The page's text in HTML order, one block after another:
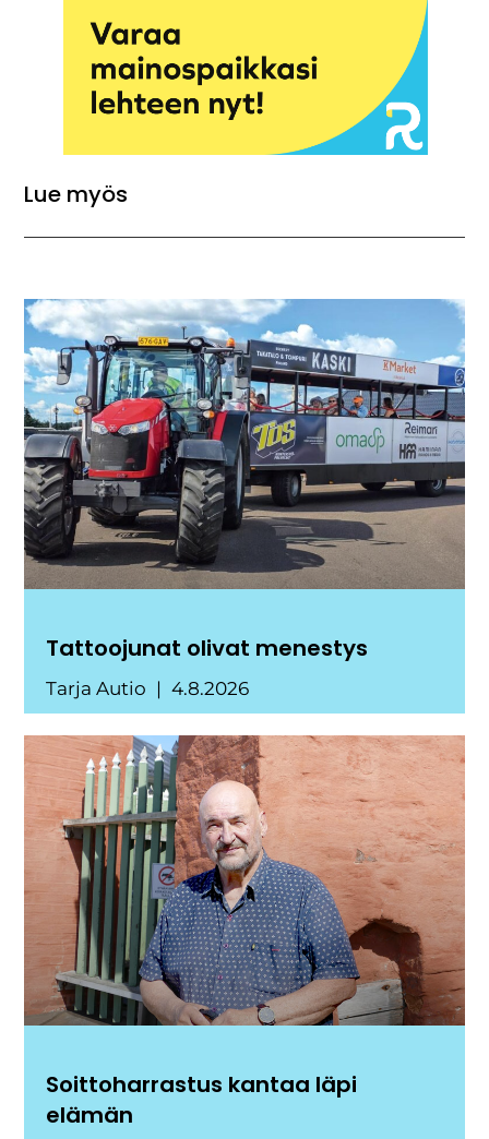
Lue myös
Tattoojunat olivat menestys
Tarja Autio 4.8.2026
Soittoharrastus kantaa läpi
elämän